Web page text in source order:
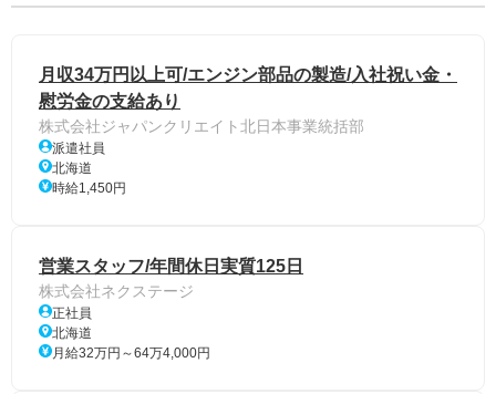
月収34万円以上可/エンジン部品の製造/入社祝い金・
慰労金の支給あり
株式会社ジャパンクリエイト北日本事業統括部
派遣社員
北海道
時給1,450円
営業スタッフ/年間休日実質125日
株式会社ネクステージ
正社員
北海道
月給32万円～64万4,000円